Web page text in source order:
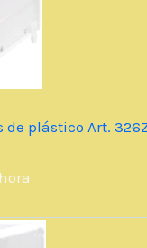
plástico Art.